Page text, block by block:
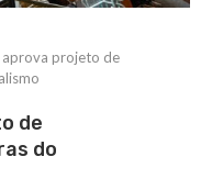
aprova projeto de
de
do